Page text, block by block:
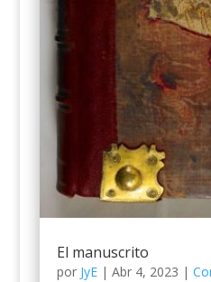
El manuscrito
por JyE| Abr 4, 2023 |